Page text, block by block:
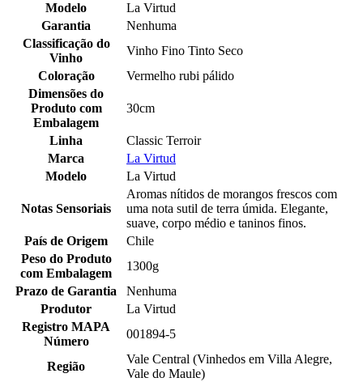
Modelo
La Virtud
Garantia
Nenhuma
Classificação do
Vinho
Vinho Fino Tinto Seco
Coloração
Vermelho rubi pálido
Dimensões do
Produto com
Embalagem
30cm
Linha
Classic Terroir
Marca
La Virtud
Modelo
La Virtud
Notas Sensoriais
Aromas nítidos de morangos frescos com
uma nota sutil de terra úmida. Elegante,
suave, corpo médio e taninos finos.
País de Origem
Chile
Peso do Produto
com Embalagem
1300g
Prazo de Garantia
Nenhuma
Produtor
La Virtud
Registro MAPA
Número
001894-5
Região
Vale Central (Vinhedos em Villa Alegre,
Vale do Maule)